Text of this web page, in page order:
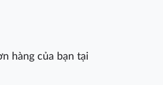
hàng của bạn tại